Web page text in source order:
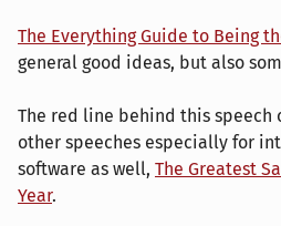
The Everything Guide to Being
general good ideas, but also
The red line behind this
other speeches especially for
software as well, The Greatest
Year.